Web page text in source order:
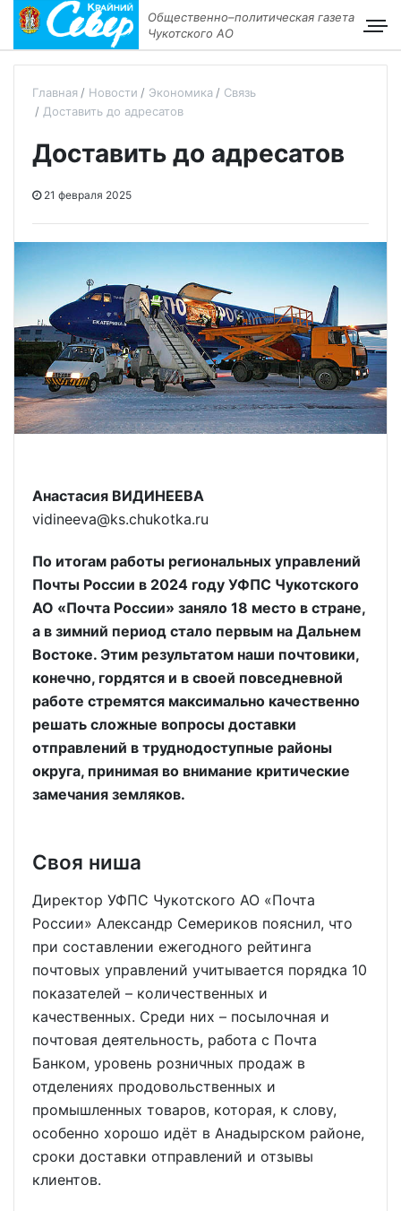
Общественно–политическая газета
Чукотского АО
Главная Новости Экономика
Связь
Доставить до адресатов
Доставить до адресатов
21 февраля 2025
Анастасия ВИДИНЕЕВА
vidineeva@ks.chukotka.ru
По итогам работы региональных управлений
Почты России в 2024 году УФПС Чукотского
АО «Почта России» заняло 18 место в стране,
а в зимний период стало первым на Дальнем
Востоке. Этим результатом наши почтовики,
конечно, гордятся и в своей повседневной
работе стремятся максимально качественно
решать сложные вопросы доставки
отправлений в труднодоступные районы
округа, принимая во внимание критические
замечания земляков.
Своя ниша
Директор УФПС Чукотского АО «Почта
России» Александр Семериков пояснил, что
при составлении ежегодного рейтинга
почтовых управлений учитывается порядка 10
показателей – количественных и
качественных. Среди них – посылочная и
почтовая деятельность, работа с Почта
Банком, уровень розничных продаж в
отделениях продовольственных и
промышленных товаров, которая, к слову,
особенно хорошо идёт в Анадырском районе,
сроки доставки отправлений и отзывы
клиентов.